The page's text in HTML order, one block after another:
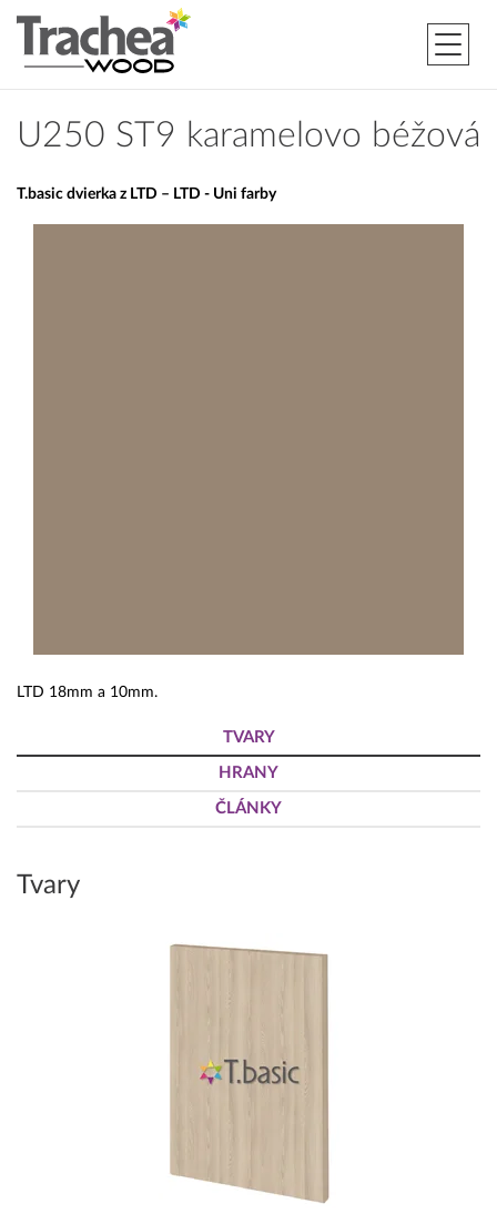
U250 ST9 karamelovo béžová
T.basic dvierka z LTD – LTD - Uni farby
LTD 18mm a 10mm.
TVARY
HRANY
ČLÁNKY
Tvary